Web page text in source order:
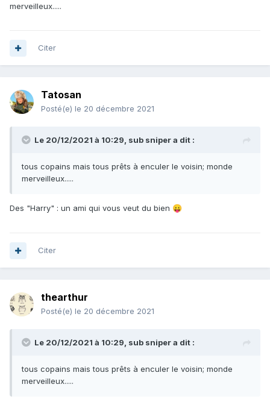
merveilleux.....
Citer
Tatosan
Posté(e) le 20 décembre 2021
Le 20/12/2021 à 10:29, sub snipera dit :
tous copains mais tous prêts à enculer le voisin; monde
merveilleux.....
Des "Harry" : un ami qui vous veut du bien 😛
Citer
thearthur
Posté(e) le 20 décembre 2021
Le 20/12/2021 à 10:29, sub snipera dit :
tous copains mais tous prêts à enculer le voisin; monde
merveilleux.....